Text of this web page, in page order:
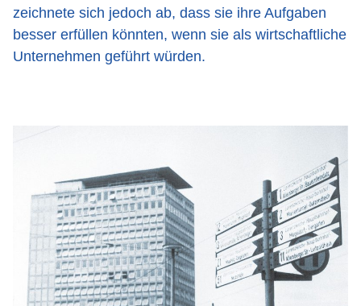
zeichnete sich jedoch ab, dass sie ihre Aufgaben
besser erfüllen könnten, wenn sie als wirtschaftliche
Unternehmen geführt würden.